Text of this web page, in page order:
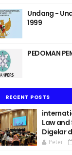
Undang -
1999
PEDOMAN
RECENT POSTS
Law and
Digelar
Peter